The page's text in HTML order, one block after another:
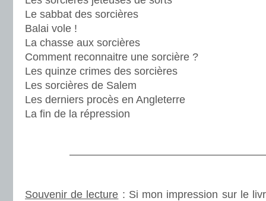
Le sabbat des sorcières
Balai vole !
La chasse aux sorcières
Comment reconnaitre une sorcière ?
Les quinze crimes des sorcières
Les sorcières de Salem
Les derniers procès en Angleterre
La fin de la répression
Souvenir de lecture : Si mon impression sur le